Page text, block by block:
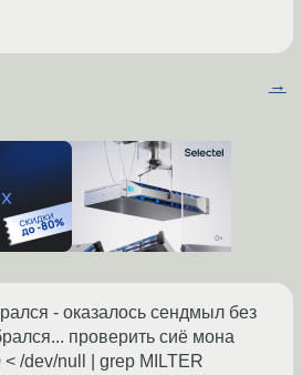
→
- оказалось сендмыл без
проверить сиё мона
/dev/null | grep MILTER